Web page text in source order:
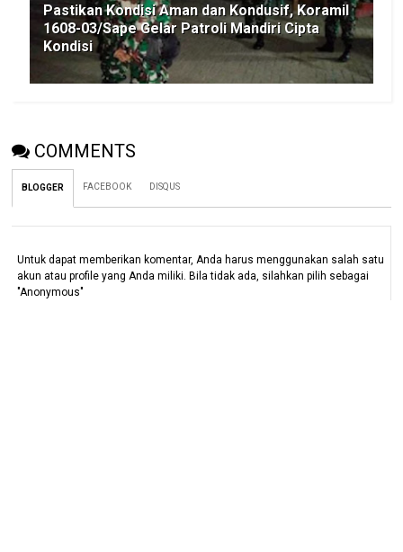
Pastikan Kondisi Aman dan Kondusif, Koramil
1608-03/Sape Gelar Patroli Mandiri Cipta
Kondisi
COMMENTS
BLOGGER FACEBOOK DISQUS
Untuk dapat memberikan komentar, Anda harus menggunakan salah satu
akun atau profile yang Anda miliki. Bila tidak ada, silahkan pilih sebagai
"Anonymous"